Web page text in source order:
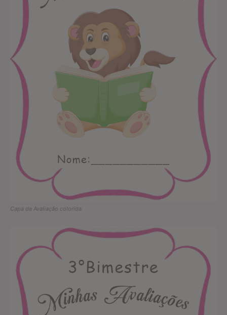
Capa de Avaliação colorida